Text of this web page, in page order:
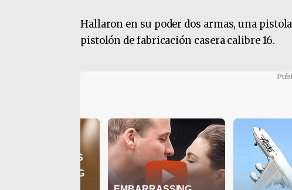
Hallaron en su poder dos armas, una
pistolón de fabricación casera calibre 16.